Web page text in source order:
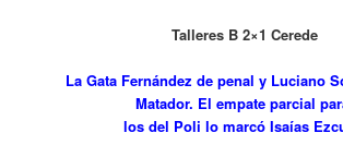
Talleres B 2×1 Cerede
La Gata Fernández de penal y Luciano
Matador. El empate parcial
los del Poli lo marcó Isaías